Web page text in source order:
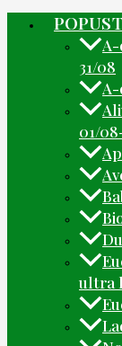
31/08
01/
ultra